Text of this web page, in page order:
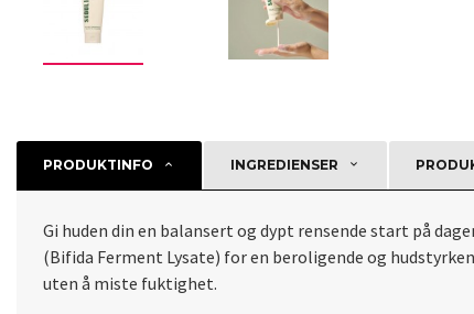
PRODUKTINFO INGREDIENSER
Gi huden din en balansert og dypt rensende start på
(Bifida Ferment Lysate) for en beroligende og
uten å miste fuktighet.